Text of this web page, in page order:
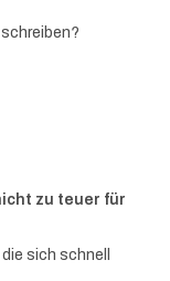
zu teuer für
sich schnell